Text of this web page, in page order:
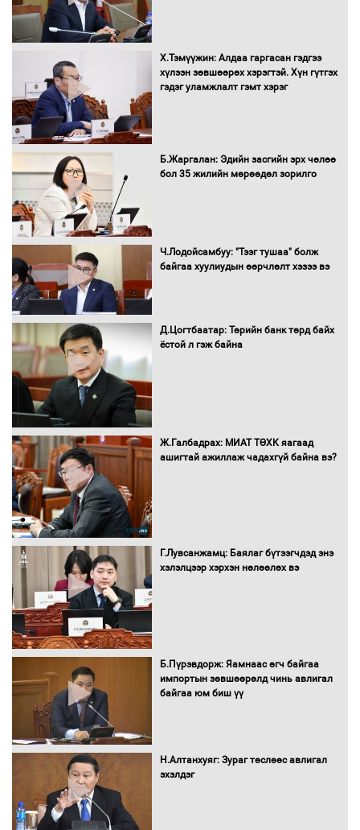
16 төрлийн эмийг нэг эх үүсвэрээс
худалдан авах журмыг баталлаа
шилжиж, найр наадам, зөвлөгөөн,
гадаад томилолтыг хориглолоо
Сайд нар төсвөө хэрхэн зарцуулах вэ?
Засгийн газрын ээлжит хуралдаан
Автомашинд улсын дугаарын тэгш,
сондгойгоор шатахуун олгоно
татвар ногдуулахгүй байх эрх зүйн
орчныг бүрдүүллээ
баримт
Х.Тэмүүжин: Алдаа гаргасан гэдгээ
хүлээн зөвшөөрөх хэрэгтэй. Хүн гүтгэх
гэдэг уламжлалт гэмт хэрэг
Б.Жаргалан: Эдийн засгийн эрх чөлөө
бол 35 жилийн мөрөөдөл зорилго
Ч.Лодойсамбуу: "Тээг тушаа" болж
байгаа хуулиудын өөрчлөлт хэзээ вэ
Д.Цогтбаатар: Төрийн банк төрд байх
ёстой л гэж байна
Ж.Галбадрах: МИАТ ТӨХК яагаад
ашигтай ажиллаж чадахгүй байна вэ?
Г.Лувсанжамц: Баялаг бүтээгчдэд энэ
хэлэлцээр хэрхэн нөлөөлөх вэ
Б.Пүрэвдорж: Яамнаас өгч байгаа
импортын зөвшөөрөлд чинь авлигал
байгаа юм биш үү
Н.Алтанхуяг: Зураг төслөөс авлигал
эхэлдэг